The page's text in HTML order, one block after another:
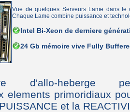
Vue de quelques Serveurs Lame dans le
Chaque Lame combine puissance et
Intel Bi-Xeon de derniere
24 Gb mémoire vive Fully
d'allo-heberge
elements primoridiaux
et la